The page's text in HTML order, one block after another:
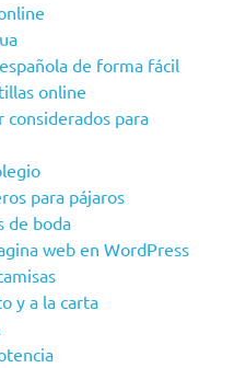
de forma fácil
online
para
para pájaros
de boda
web en WordPress
y a la carta